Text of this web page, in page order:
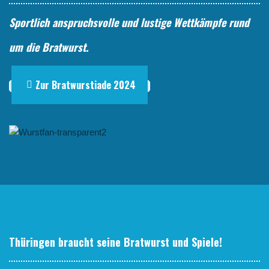
Sport­lich anspruchs­vol­le und lus­ti­ge Wett­kämp­fe rund
um die Bratwurst.
Zur Bratwurstiade 2024
Thü­rin­gen braucht sei­ne Brat­wurst und Spiele!